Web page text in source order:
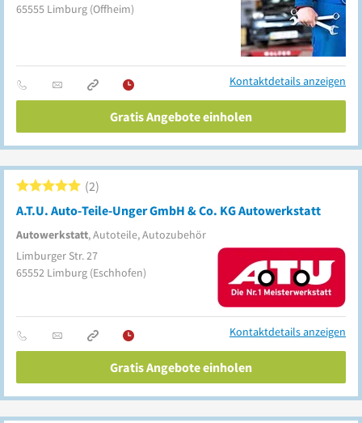
65555 Limburg (Offheim)
Kontaktdetails anzeigen
Gratis Angebote einholen
A.T.U. Auto-Teile-Unger GmbH & Co. KG Autowerkstatt
Autowerkstatt, Autoteile, Autozubehör
2
Limburger Str. 27
65552 Limburg (Eschhofen)
Kontaktdetails anzeigen
Gratis Angebote einholen